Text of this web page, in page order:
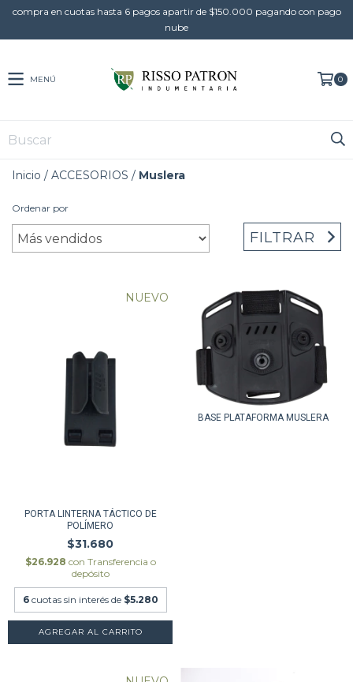
compra en cuotas hasta 6 pagos apartir de $150.000 pagando con pago
nube
MENÚ 0
Inicio / ACCESORIOS / Muslera
Ordenar por
FILTRAR
NUEVO
PORTA LINTERNA TÁCTICO DE
POLÍMERO
$31.680
$26.928 con Transferencia o
depósito
6 cuotas sin interés de $5.280
BASE PLATAFORMA MUSLERA